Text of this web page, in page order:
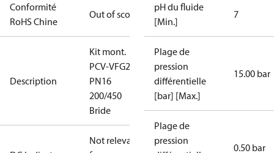
Conformité
RoHS Chine
Out of scope
Description
Kit mont.
PCV-VFG21
PN16
200/450
Bride
Not relevant
pH du fluide
[Min.]
7
Plage de
pression
différentielle
[bar] [Max.]
15.00 bar
Plage de
pression
0.50 bar